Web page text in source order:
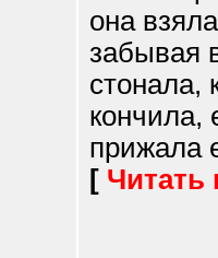
она
забывая
стонала,
кончила,
прижала
[ Читать